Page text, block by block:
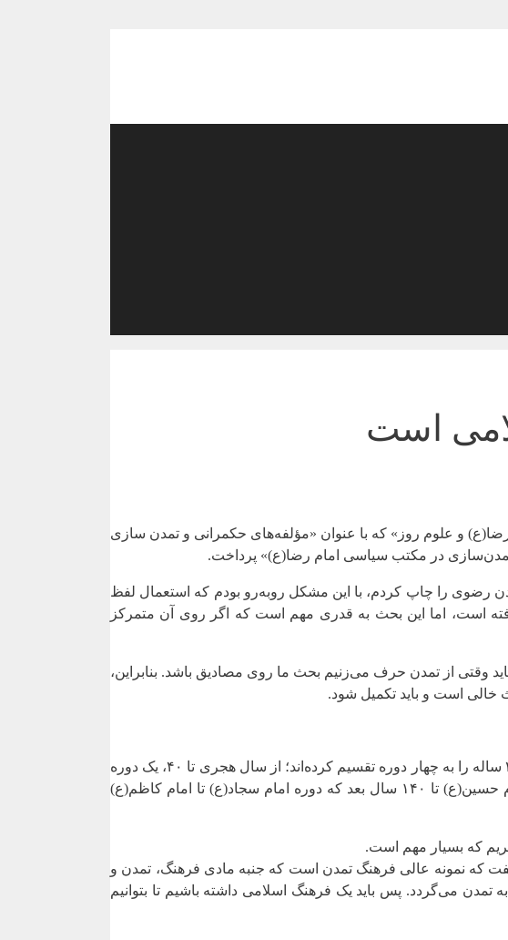
است
و علوم روز» که با عنوان «مؤلفه‌های حکمرانی و تمدن سازی
«تمدن‌سازی در مکتب سیاسی امام رضا(ع)» پرداخت.
رضوی را چاپ کردم، با این مشکل روبه‌رو بودم که استعمال لفظ
است، اما این بحث به‌ قدری مهم است که اگر روی آن متمرکز
وقتی از تمدن حرف می‌زنیم بحث ما روی مصادیق باشد. بنابراین،
وی با اشاره به کتاب انسان ۲۵۰ ساله که مقام معظم رهبری آن را به نگارش در آورده اند، گفت: ایشان زندگی انسان ۲۵۰ ساله را به چهار دوره تقسیم کرده‌اند؛ از سال هجری تا ۴۰، یک دوره
که شهادت امام علی(ع) است؛ از سال ۴۰ تا ۶۱ که دوره سلطنتی معاویه و شهادت امام حسین(ع) است؛ از شهادت امام حسین(ع) تا ۱۴۰ سال بعد که دوره امام سجاد(ع) تا امام کاظم(ع)
که نمونه عالی فرهنگ تمدن است که جنبه مادی فرهنگ، تمدن و
می‌گردد. پس باید یک فرهنگ اسلامی داشته باشیم تا بتوانیم